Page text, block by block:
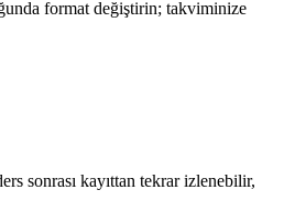
format değiştirin; takviminize
sonrası kayıttan tekrar izlenebilir,